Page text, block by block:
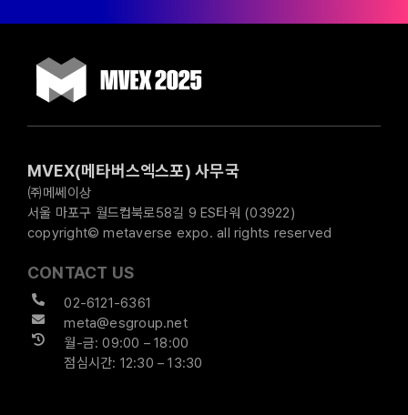
MVEX(메타버스엑스포) 사무국
㈜메쎄이상
서울 마포구 월드컵북로58길 9 ES타워 (03922)
copyright© metaverse expo. all rights reserved
CONTACT US
02-6121-6361
meta@esgroup.net
월-금: 09:00 – 18:00
점심시간: 12:30 – 13:30